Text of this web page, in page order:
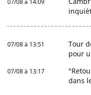
07/08 à 13:51
Tour
pour
07/08 à 13:17
dans